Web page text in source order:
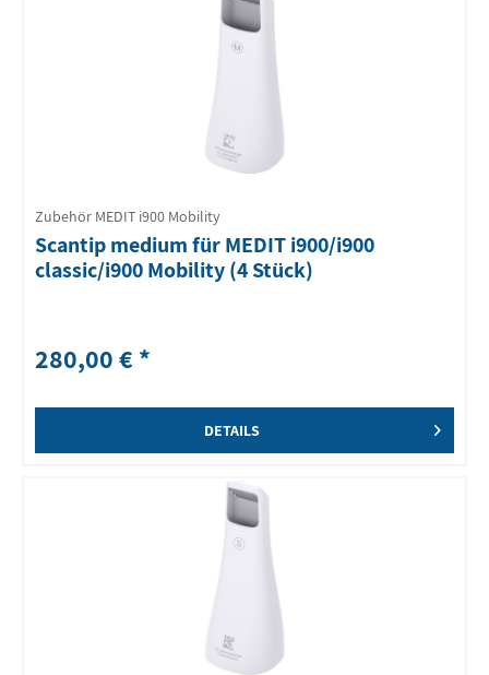
Zubehör MEDIT i900 Mobility
Scantip medium für MEDIT i900/i900
classic/i900 Mobility (4 Stück)
280,00 € *
DETAILS